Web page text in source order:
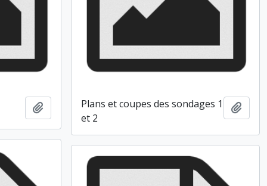
Ajouter au presse-papier
Plans et coupes des sondages 1
et 2